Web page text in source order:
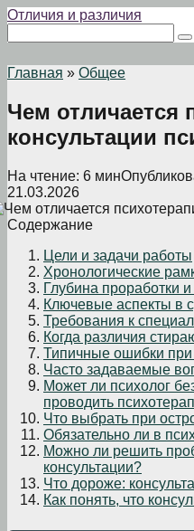
Перейти
контенту
Отличия и различия
Главная » Общее
Чем отличается
консультации
На чтение: 6 мин
21.03.2026
Содержание
Цели и задачи работы
Хронологические
Глубина проработки
Ключевые аспекты в
Требования к
Когда различия
Типичные ошибки
Часто задаваемые
Может ли психолог
проводить
Что выбрать при
Обязательно ли в
Можно ли решить
консультации?
Что дороже:
Как понять, что